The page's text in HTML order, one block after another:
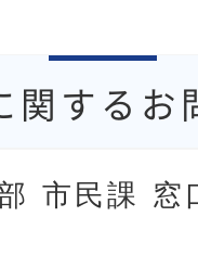
関するお
市民課 窓